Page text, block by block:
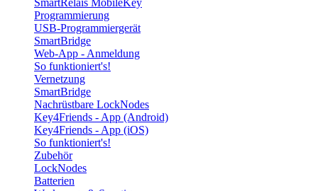
Programmierung
USB-Programmiergerät
SmartBridge
Web-App - Anmeldung
So funktioniert's!
Vernetzung
SmartBridge
Nachrüstbare LockNodes
Key4Friends - App (Android)
Key4Friends - App (iOS)
So funktioniert's!
Zubehör
LockNodes
Batterien